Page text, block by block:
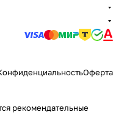
Оферта
рекомендательные